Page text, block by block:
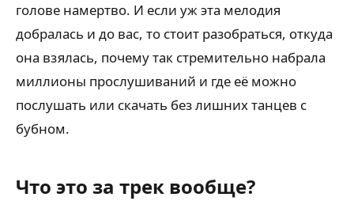
голове намертво. И если уж эта мелодия
добралась и до вас, то стоит разобраться, откуда
она взялась, почему так стремительно набрала
миллионы прослушиваний и где её можно
послушать или скачать без лишних танцев с
бубном.
Что это за трек вообще?